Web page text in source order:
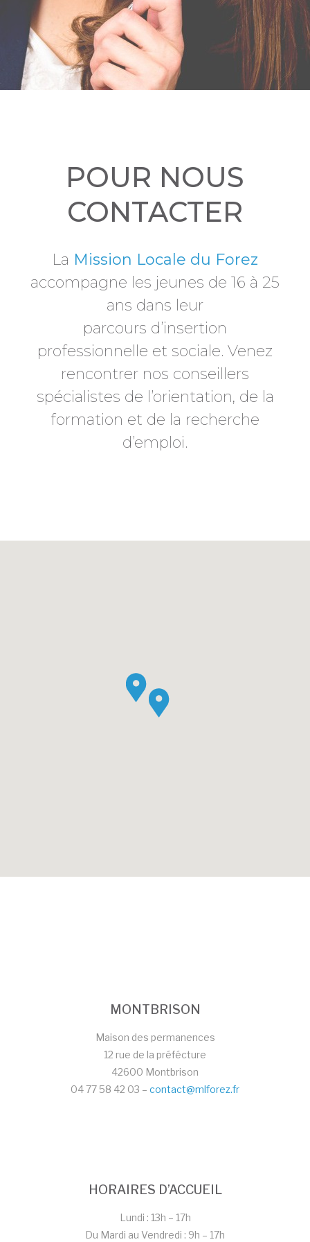
POUR NOUS
CONTACTER
La Mission Locale du Forez
accompagne les jeunes de 16 à 25
ans dans leur
parcours d’insertion
professionnelle et sociale. Venez
rencontrer nos conseillers
spécialistes de l’orientation, de la
formation et de la recherche
d’emploi.
MONTBRISON
Maison des permanences
12 rue de la préfécture
42600 Montbrison
04 77 58 42 03 – contact@mlforez.fr
HORAIRES D’ACCUEIL
Lundi : 13h – 17h
Du Mardi au Vendredi : 9h – 17h